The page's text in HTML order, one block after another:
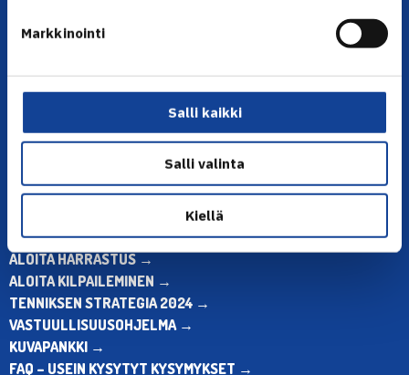
Markkinointi
Salli kaikki
Salli valinta
Kiellä
YHTEYSTIEDOT
Olympiastadion, Paavo Nurmen tie 1, 00250 Helsinki
Puh. 010 574 3959
ma-pe klo 10.00-12.00
Muina aikoina olkaa yhteydessä
sähköpostitse: toimisto@tennis.fi
ALOITA HARRASTUS →
ALOITA KILPAILEMINEN →
TENNIKSEN STRATEGIA 2024 →
VASTUULLISUUSOHJELMA →
KUVAPANKKI →
FAQ – USEIN KYSYTYT KYSYMYKSET →